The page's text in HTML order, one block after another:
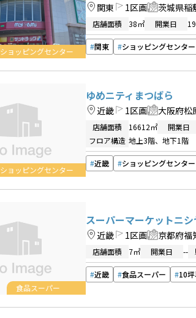
ショッピングセンター
関東 1区画 茨城県稲
店舗面積 38㎡ 開業日
関東 ショッピングセンター
ショッピングセンター
ゆめニティまつばら
近畿 1区画 大阪府松
店舗面積 16612㎡ 開業日
フロア構造 地上3階、地下1階
近畿 ショッピングセンター
食品スーパー
スーパーマーケットニ
近畿 1区画 京都府福
店舗面積 7㎡ 開業日 --
近畿 食品スーパー 10